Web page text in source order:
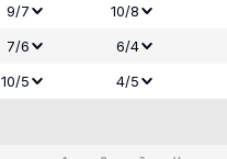
9/7
10/8
7/6
6/4
10/5 4/5